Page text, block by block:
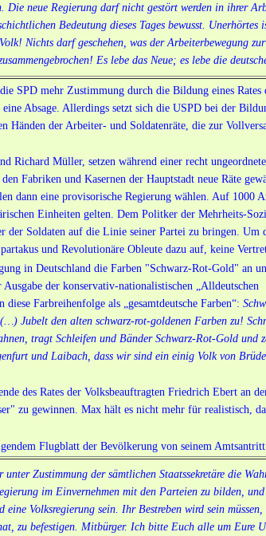
Die neue Regierung darf nicht gestört werden in ihrer
Bedeutung dieses Tages bewusst. Unerhörtes
Nichts darf geschehen, was der Arbeiterbewegung
Es lebe das Neue; es lebe die
SPD mehr Zustimmung durch die Bildung eines
Absage. Allerdings setzt sich die USPD bei der
der Arbeiter- und Soldatenräte, die zur
Müller, setzen während einer recht
Fabriken und Kasernen der Hauptstadt neue Räte
dann eine provisorische Regierung wählen. Auf 1000
Einheiten gelten. Dem Politker der Mehrheits-
der Soldaten auf die Linie seiner Partei zu bringen.
und Revolutionäre Obleute dazu auf, keine
in Deutschland die Farben "Schwarz-Rot-Gold" an
der konservativ-nationalistischen „Alldeutschen
Farbreihenfolge als „gesamtdeutsche Farben“:
Jubelt den alten schwarz-rot-goldenen Farben zu!
tragt Schleifen und Bänder Schwarz-Rot-Gold und
und Laibach, dass wir sind ein einig Volk von
des Rates der Volksbeauftragten Friedrich Ebert an
zu gewinnen. Max hält es nicht mehr für realistisch,
Flugblatt der Bevölkerung von seinem
Zustimmung der sämtlichen Staatssekretäre die
im Einvernehmen mit den Parteien zu bilden,
Volksregierung sein. Ihr Bestreben wird sein müssen,
zu befestigen. Mitbürger. Ich bitte Euch alle um Eure